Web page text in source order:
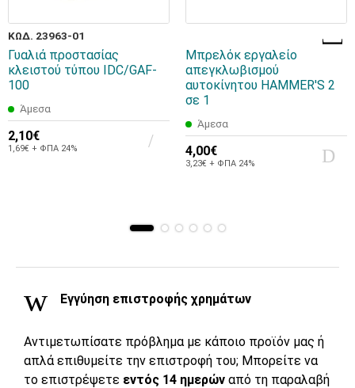
ΚΩΔ. 23963-01
Γυαλιά προστασίας
κλειστού τύπου IDC/GAF-
100
Άμεσα
2,10€
1,69€ + ΦΠΑ 24%
Μπρελόκ εργαλείο
απεγκλωβισμού
αυτοκίνητου HAMMER'S 2
σε 1
Άμεσα
4,00€
3,23€ + ΦΠΑ 24%
Εγγύηση επιστροφής χρημάτων
Αντιμετωπίσατε πρόβλημα με κάποιο προϊόν μας ή
απλά επιθυμείτε την επιστροφή του; Μπορείτε να
το επιστρέψετε εντός 14 ημερών από τη παραλαβή